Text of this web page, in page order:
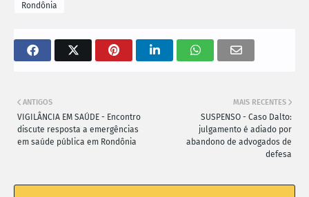
Rondônia
MAIS RECENTES
SUSPENSO - Caso Dalto:
julgamento é adiado por
abandono de advogados de
defesa
ANTIGOS
VIGILÂNCIA EM SAÚDE - Encontro
discute resposta a emergências
em saúde pública em Rondônia